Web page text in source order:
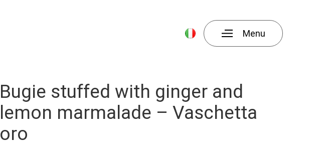
Menu
Bugie stuffed with ginger and
lemon marmalade – Vaschetta
oro